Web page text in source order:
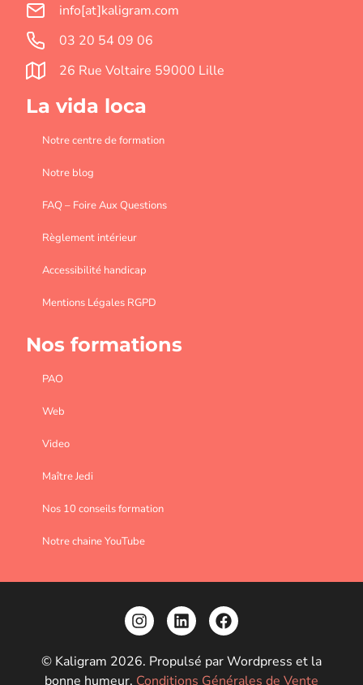
info[at]kaligram.com
03 20 54 09 06
26 Rue Voltaire 59000 Lille
La vida loca
Notre centre de formation
Notre blog
FAQ – Foire Aux Questions
Règlement intérieur
Accessibilité handicap
Mentions Légales RGPD
Nos formations
PAO
Web
Video
Maître Jedi
Nos 10 conseils formation
Notre chaine YouTube
© Kaligram 2026. Propulsé par Wordpress et la
bonne humeur. Conditions Générales de Vente